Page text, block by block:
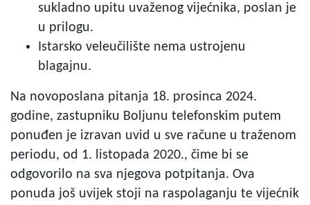
sukladno upitu uvaženog vijećnika, poslan je
u prilogu.
Istarsko veleučilište nema ustrojenu
blagajnu.
Na novoposlana pitanja 18. prosinca 2024.
godine, zastupniku Boljunu telefonskim putem
ponuđen je izravan uvid u sve račune u traženom
periodu, od 1. listopada 2020., čime bi se
odgovorilo na sva njegova potpitanja. Ova
ponuda još uvijek stoji na raspolaganju te vijećnik